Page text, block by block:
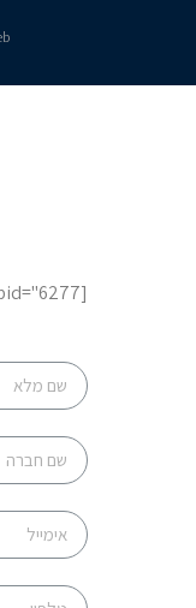
[leadercf7 campid="6277"]